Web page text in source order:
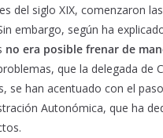
del siglo XIX, comenzaron
embargo, según ha
no era posible frenar de
que la delegada de
se han acentuado con el
Autonómica, que ha